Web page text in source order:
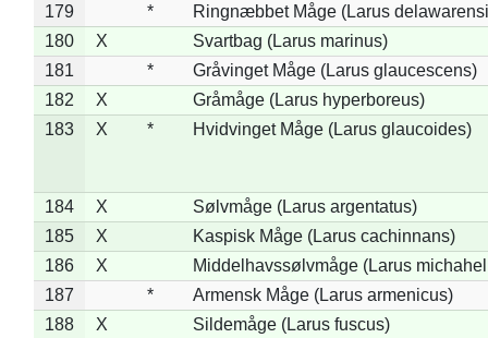
179
*
Ringnæbbet Måge (Larus
180
X
Svartbag (Larus marinus)
181
*
Gråvinget Måge (Larus glaucescens)
182
X
Gråmåge (Larus hyperboreus)
183
X * Hvidvinget Måge (Larus glaucoides)
184 X
Sølvmåge (Larus argentatus)
185
X
Kaspisk Måge (Larus cachinnans)
186
X
Middelhavssølvmåge (Larus
187
*
Armensk Måge (Larus armenicus)
188
X
Sildemåge (Larus fuscus)